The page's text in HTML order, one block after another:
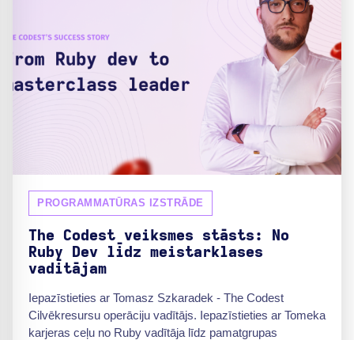
PROGRAMMATŪRAS IZSTRĀDE
The Codest veiksmes stāsts: No
Ruby Dev līdz meistarklases
vadītājam
Iepazīstieties ar Tomasz Szkaradek - The Codest
Cilvēkresursu operāciju vadītājs. Iepazīstieties ar Tomeka
karjeras ceļu no Ruby vadītāja līdz pamatgrupas